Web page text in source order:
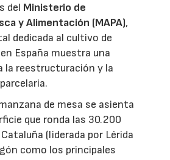
del Ministerio de
y Alimentación (MAPA),
dedicada al cultivo de
España muestra una
la reestructuración y la
de mesa se asienta
que ronda las 30.200
(liderada por Lérida
como los principales